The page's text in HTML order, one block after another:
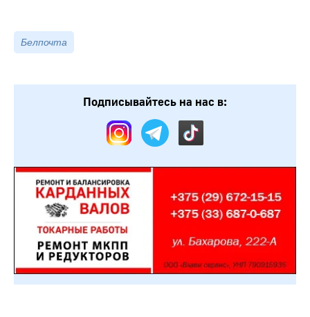
Белпочта
Подписывайтесь на нас в: